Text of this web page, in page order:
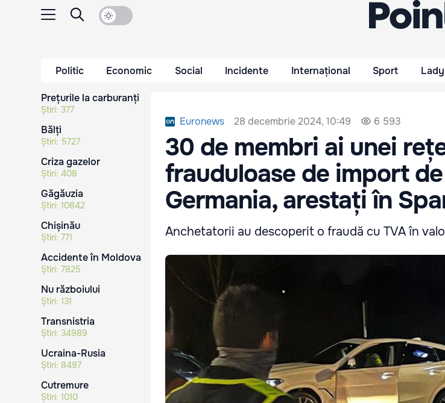
Politic Economic Social Incidente Internațional Sport Lady
Prețurile la carburanți
Știri: 377
Bălți
Știri: 5727
Criza gazelor
Știri: 408
Găgăuzia
Știri: 10842
Chișinău
Știri: 771
Accidente în Moldova
Știri: 7825
Nu războiului
Știri: 131
Transnistria
Știri: 34989
Ucraina-Rusia
Știri: 8497
Cutremure
Știri: 1010
Euronews 28 decembrie 2024, 10:49 6 593
30 de membri ai unei
frauduloase de import
Germania, arestați în
Anchetatorii au descoperit o fraudă cu TVA în